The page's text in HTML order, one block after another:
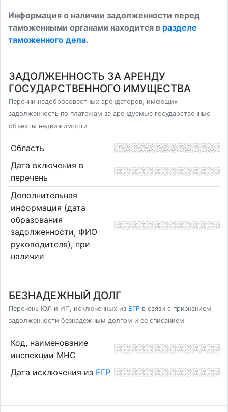
Информация о наличии задолженности перед
таможенными органами находится в разделе
таможенного дела.
ЗАДОЛЖЕННОСТЬ ЗА АРЕНДУ
ГОСУДАРСТВЕННОГО ИМУЩЕСТВА
Перечни недобросовестных арендаторов, имеющих
задолженность по платежам за арендуемые государственные
объекты недвижимости
Область
Дата включения в
перечень
Дополнительная
информация (дата
образования
задолженности, ФИО
руководителя), при
наличии
БЕЗНАДЕЖНЫЙ ДОЛГ
Перечень ЮЛ и ИП, исключенных из ЕГР в связи с признанием
задолженности безнадежным долгом и ее списанием
Код, наименование
инспекции МНС
Дата исключения из ЕГР